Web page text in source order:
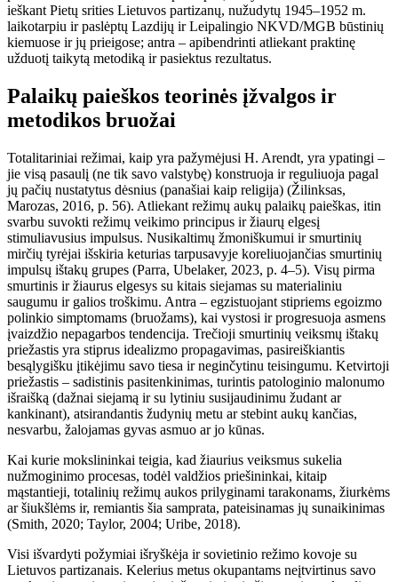
ieškant Pietų srities Lietuvos partizanų, nužudytų 1945–1952 m.
laikotarpiu ir paslėptų Lazdijų ir Leipalingio NKVD/MGB būstinių
kiemuose ir jų prieigose; antra – apibendrinti atliekant praktinę
užduotį taikytą metodiką ir pasiektus rezultatus.
Palaikų paieškos teorinės įžvalgos ir
metodikos bruožai
Totalitariniai režimai, kaip yra pažymėjusi H. Arendt, yra ypatingi –
jie visą pasaulį (ne tik savo valstybę) konstruoja ir reguliuoja pagal
jų pačių nustatytus dėsnius (panašiai kaip religija) (Žilinksas,
Marozas, 2016, p. 56). Atliekant režimų aukų palaikų paieškas, itin
svarbu suvokti režimų veikimo principus ir žiaurų elgesį
stimuliavusius impulsus. Nusikaltimų žmoniškumui ir smurtinių
mirčių tyrėjai išskiria keturias tarpusavyje koreliuojančias smurtinių
impulsų ištakų grupes (Parra, Ubelaker, 2023, p. 4–5). Visų pirma
smurtinis ir žiaurus elgesys su kitais siejamas su materialiniu
saugumu ir galios troškimu. Antra – egzistuojant stipriems egoizmo
polinkio simptomams (bruožams), kai vystosi ir progresuoja asmens
įvaizdžio nepagarbos tendencija. Trečioji smurtinių veiksmų ištakų
priežastis yra stiprus idealizmo propagavimas, pasireiškiantis
besąlygišku įtikėjimu savo tiesa ir neginčytinu teisingumu. Ketvirtoji
priežastis – sadistinis pasitenkinimas, turintis patologinio malonumo
išraišką (dažnai siejamą ir su lytiniu susijaudinimu žudant ar
kankinant), atsirandantis žudynių metu ar stebint aukų kančias,
nesvarbu, žalojamas gyvas asmuo ar jo kūnas.
Kai kurie mokslininkai teigia, kad žiaurius veiksmus sukelia
nužmoginimo procesas, todėl valdžios priešininkai, kitaip
mąstantieji, totalinių režimų aukos prilyginami tarakonams, žiurkėms
ar šiukšlėms ir, remiantis šia samprata, pateisinamas jų sunaikinimas
(Smith, 2020; Taylor, 2004; Uribe, 2018).
Visi išvardyti požymiai išryškėja ir sovietinio režimo kovoje su
Lietuvos partizanais. Kelerius metus okupantams neįtvirtinus savo